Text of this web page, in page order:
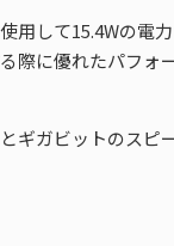
用して15.4Wの電
際に優れたパフォ
ガビットのスピ